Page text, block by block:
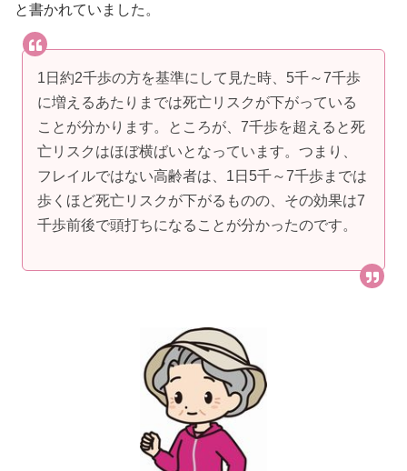
と書かれていました。
1日約2千歩の方を基準にして見た時、5千～7千歩
に増えるあたりまでは死亡リスクが下がっている
ことが分かります。ところが、7千歩を超えると死
亡リスクはほぼ横ばいとなっています。つまり、
フレイルではない高齢者は、1日5千～7千歩までは
歩くほど死亡リスクが下がるものの、その効果は7
千歩前後で頭打ちになることが分かったのです。